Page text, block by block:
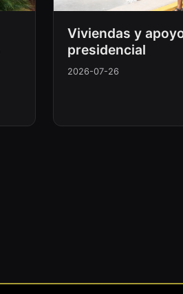
Viviendas y
presidencial
2026-07-26